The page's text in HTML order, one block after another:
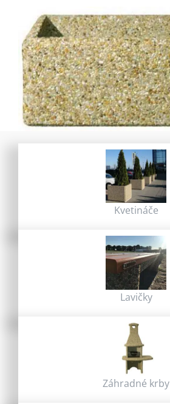
Kvetináče
Lavičky
Záhradné krby